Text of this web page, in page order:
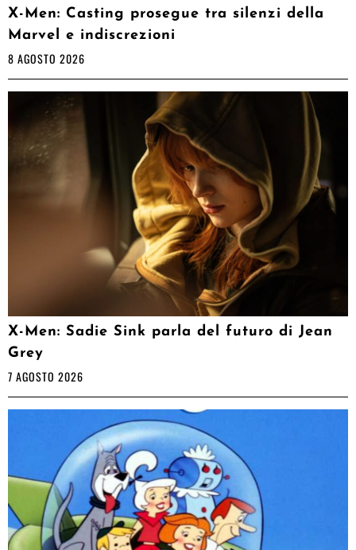
X-Men: Casting prosegue tra silenzi della
Marvel e indiscrezioni
8 AGOSTO 2026
X-Men: Sadie Sink parla del futuro di Jean
Grey
7 AGOSTO 2026